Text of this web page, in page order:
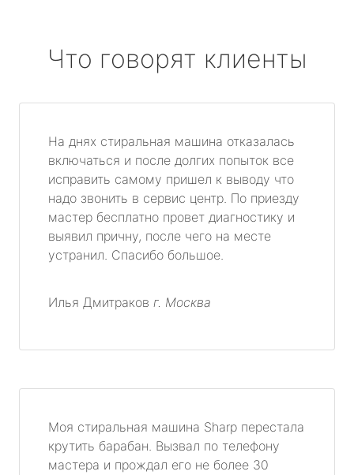
Что говорят клиенты
На днях стиральная машина отказалась
включаться и после долгих попыток все
исправить самому пришел к выводу что
надо звонить в сервис центр. По приезду
мастер бесплатно провет диагностику и
выявил причну, после чего на месте
устранил. Спасибо большое.
Илья Дмитраков г. Москва
Моя стиральная машина Sharp перестала
крутить барабан. Вызвал по телефону
мастера и прождал его не более 30